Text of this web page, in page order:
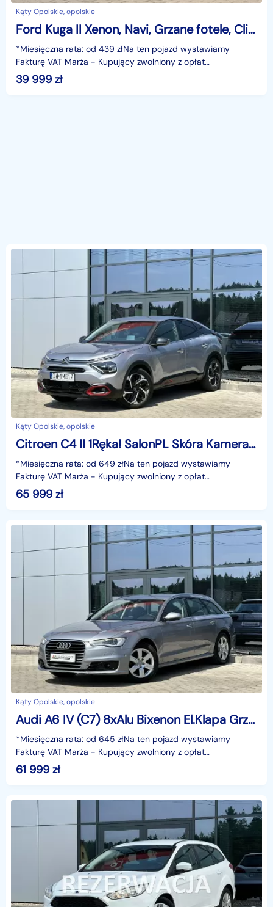
Kąty Opolskie, opolskie
Ford Kuga II Xenon, Navi, Grzane fotele, Climatronic, Czujniki, GWARANCJA, Serwis
*Miesięczna rata: od 439 złNa ten pojazd wystawiamy
Fakturę VAT Marża - Kupujący zwolniony z opłat
skarbowych.Gwarancja: 6 miesięcy.Cechy
szczególne:Samochód z
39 999 zł
Kąty Opolskie, opolskie
Citroen C4 II 1Ręka! SalonPL Skóra Kamera HeadUp Łopatki Asystent KeyLess GWARANCJ
*Miesięczna rata: od 649 złNa ten pojazd wystawiamy
Fakturę VAT Marża - Kupujący zwolniony z opłat
skarbowych.Gwarancja: 6 miesięcyCechy szczególne:Auto z
Polsk
65 999 zł
Kąty Opolskie, opolskie
Audi A6 IV (C7) 8xAlu Bixenon El.Klapa Grzany fotel Kamera Asystent Hak Navi GWARANC
*Miesięczna rata: od 645 złNa ten pojazd wystawiamy
Fakturę VAT Marża - Kupujący zwolniony z opłat
skarbowych.Gwarancja: 6 miesięcy.Cechy
szczególne:Dynamiczny
61 999 zł